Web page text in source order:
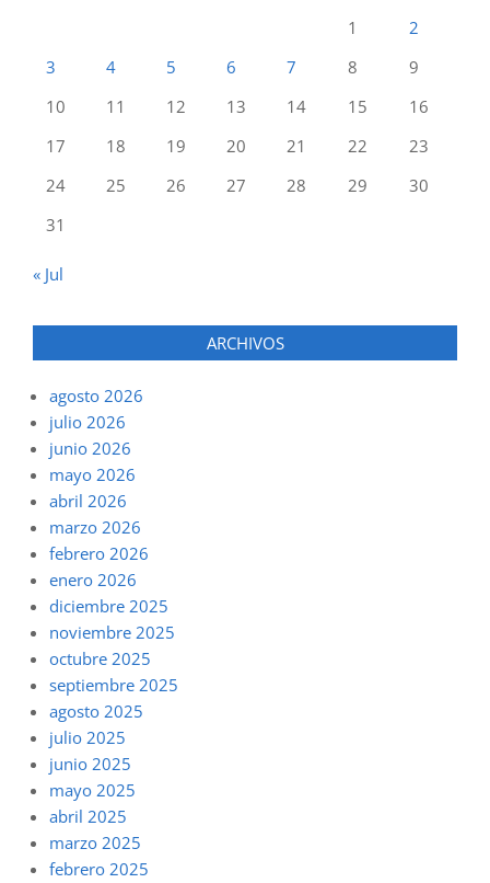
1
2
3
4 5 6 7 8
9
10
11 12 13 14 15
16
17
18 19 20 21 22
23
24
25 26 27 28 29
30
31
« Jul
ARCHIVOS
agosto 2026
julio 2026
junio 2026
mayo 2026
abril 2026
marzo 2026
febrero 2026
enero 2026
diciembre 2025
noviembre 2025
octubre 2025
septiembre 2025
agosto 2025
julio 2025
junio 2025
mayo 2025
abril 2025
marzo 2025
febrero 2025